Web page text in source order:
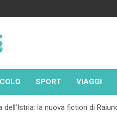
SPORT VIAGGI
dell’Istria: la nuova fiction di